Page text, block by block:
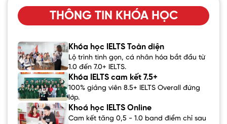
THÔNG TIN KHÓA HỌC
Khóa học IELTS Toàn diện
Lộ trình tinh gọn, cá nhân hóa bắt đầu từ
1.0 đến 7.0+ IELTS.
Khóa IELTS cam kết 7.5+
100% giảng viên 8.5+ IELTS Overall đứng
lớp.
Khoá học IELTS Online
Cam kết tăng 0,5 - 1.0 band điểm chỉ sau